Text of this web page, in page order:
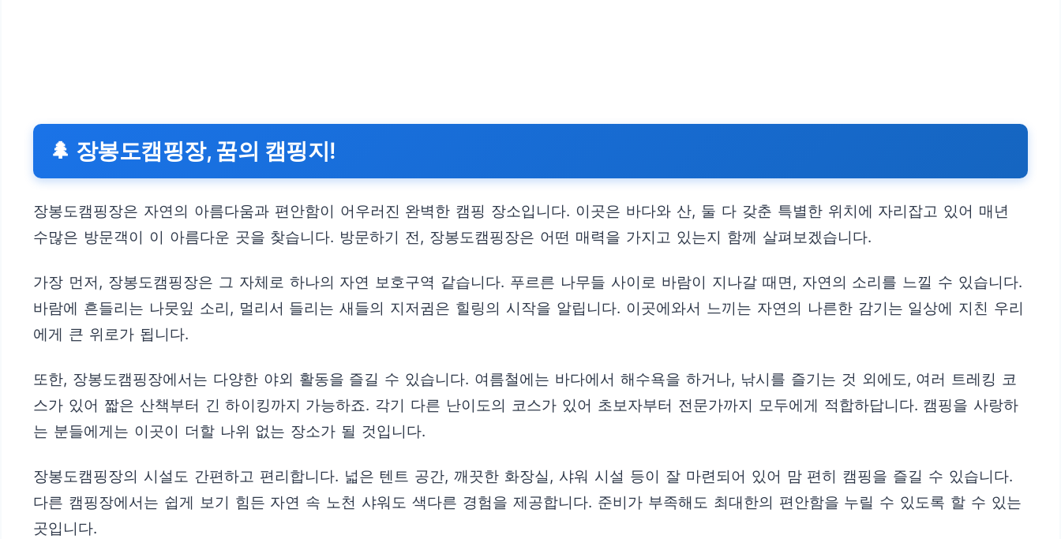
🌲 장봉도캠핑장, 꿈의 캠핑지!
장봉도캠핑장은 자연의 아름다움과 편안함이 어우러진 완벽한 캠핑 장소입니다. 이곳은 바다와 산, 둘 다 갖춘 특별한 위치에 자리잡고 있어 매년
수많은 방문객이 이 아름다운 곳을 찾습니다. 방문하기 전, 장봉도캠핑장은 어떤 매력을 가지고 있는지 함께 살펴보겠습니다.
가장 먼저, 장봉도캠핑장은 그 자체로 하나의 자연 보호구역 같습니다. 푸르른 나무들 사이로 바람이 지나갈 때면, 자연의 소리를 느낄 수 있습니다.
바람에 흔들리는 나뭇잎 소리, 멀리서 들리는 새들의 지저귐은 힐링의 시작을 알립니다. 이곳에와서 느끼는 자연의 나른한 감기는 일상에 지친 우리
에게 큰 위로가 됩니다.
또한, 장봉도캠핑장에서는 다양한 야외 활동을 즐길 수 있습니다. 여름철에는 바다에서 해수욕을 하거나, 낚시를 즐기는 것 외에도, 여러 트레킹 코
스가 있어 짧은 산책부터 긴 하이킹까지 가능하죠. 각기 다른 난이도의 코스가 있어 초보자부터 전문가까지 모두에게 적합하답니다. 캠핑을 사랑하
는 분들에게는 이곳이 더할 나위 없는 장소가 될 것입니다.
장봉도캠핑장의 시설도 간편하고 편리합니다. 넓은 텐트 공간, 깨끗한 화장실, 샤워 시설 등이 잘 마련되어 있어 맘 편히 캠핑을 즐길 수 있습니다.
다른 캠핑장에서는 쉽게 보기 힘든 자연 속 노천 샤워도 색다른 경험을 제공합니다. 준비가 부족해도 최대한의 편안함을 누릴 수 있도록 할 수 있는
곳입니다.